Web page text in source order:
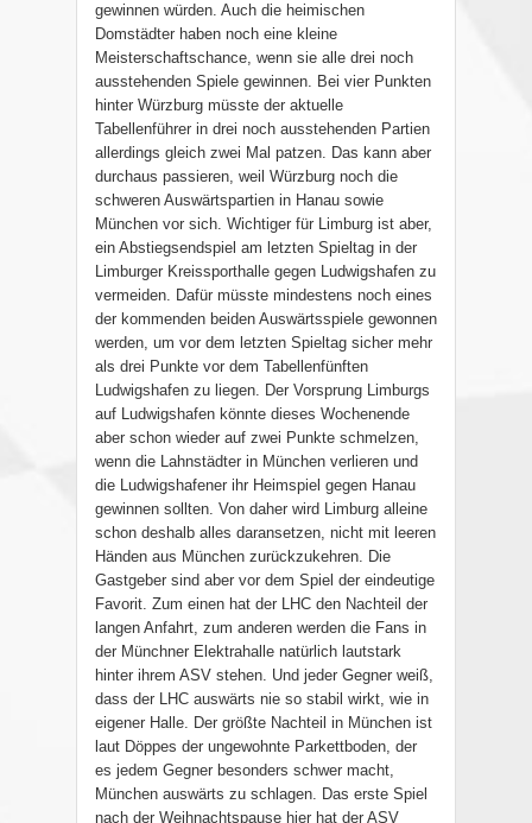
gewinnen würden. Auch die heimischen
Domstädter haben noch eine kleine
Meisterschaftschance, wenn sie alle drei noch
ausstehenden Spiele gewinnen. Bei vier Punkten
hinter Würzburg müsste der aktuelle
Tabellenführer in drei noch ausstehenden Partien
allerdings gleich zwei Mal patzen. Das kann aber
durchaus passieren, weil Würzburg noch die
schweren Auswärtspartien in Hanau sowie
München vor sich. Wichtiger für Limburg ist aber,
ein Abstiegsendspiel am letzten Spieltag in der
Limburger Kreissporthalle gegen Ludwigshafen zu
vermeiden. Dafür müsste mindestens noch eines
der kommenden beiden Auswärtsspiele gewonnen
werden, um vor dem letzten Spieltag sicher mehr
als drei Punkte vor dem Tabellenfünften
Ludwigshafen zu liegen. Der Vorsprung Limburgs
auf Ludwigshafen könnte dieses Wochenende
aber schon wieder auf zwei Punkte schmelzen,
wenn die Lahnstädter in München verlieren und
die Ludwigshafener ihr Heimspiel gegen Hanau
gewinnen sollten. Von daher wird Limburg alleine
schon deshalb alles daransetzen, nicht mit leeren
Händen aus München zurückzukehren. Die
Gastgeber sind aber vor dem Spiel der eindeutige
Favorit. Zum einen hat der LHC den Nachteil der
langen Anfahrt, zum anderen werden die Fans in
der Münchner Elektrahalle natürlich lautstark
hinter ihrem ASV stehen. Und jeder Gegner weiß,
dass der LHC auswärts nie so stabil wirkt, wie in
eigener Halle. Der größte Nachteil in München ist
laut Döppes der ungewohnte Parkettboden, der
es jedem Gegner besonders schwer macht,
München auswärts zu schlagen. Das erste Spiel
nach der Weihnachtspause hier hat der ASV